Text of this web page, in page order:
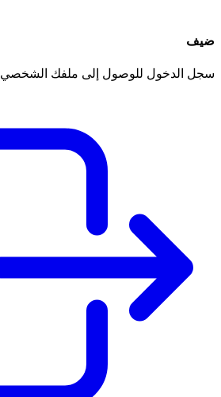
ضيف
سجل الدخول للوصول إلى ملفك الشخصي